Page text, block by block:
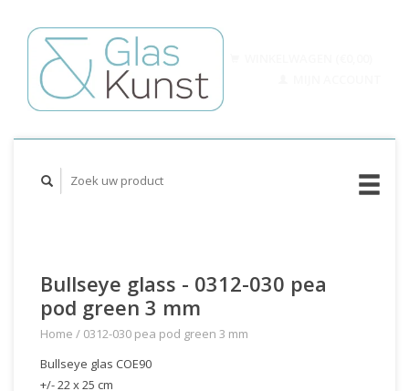
Bullseye glass - 0312-030 pea
pod green 3 mm
Home / 0312-030 pea pod green 3 mm
Bullseye glas COE90
+/- 22 x 25 cm